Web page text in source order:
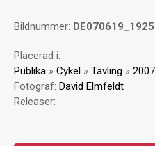
Bildnummer:
Placerad i:
Publika » Cykel » Tävling » 2007
Fotograf: David Elmfeldt
Releaser: